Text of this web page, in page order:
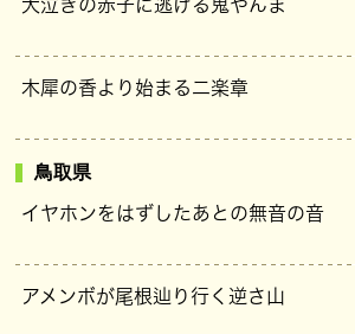
大泣きの赤子に逃げる鬼やんま
木犀の香より始まる二楽章
鳥取県
イヤホンをはずしたあとの無音の音
アメンボが尾根辿り行く逆さ山